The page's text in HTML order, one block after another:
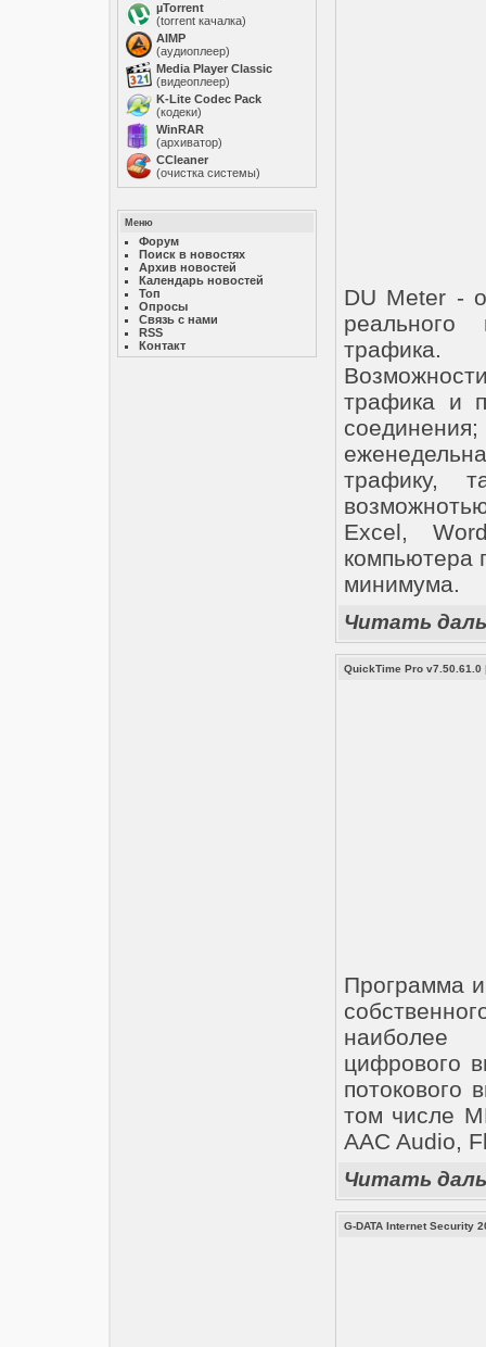
µTorrent
(torrent качалка)
AIMP
(аудиоплеер)
Media Player Classic
(видеоплеер)
K-Lite Codec Pack
(кодеки)
WinRAR
(архиватор)
ССleaner
(очистка системы)
Меню
Форум
Поиск в новостях
Архив новостей
Календарь новостей
Топ
Опросы
Связь с нами
RSS
Контакт
DU Meter -
реального
трафика.
трафика и
трафику,
Excel,
компьютера
минимума.
Читать
QuickTime Pro v7.50.61.0
Программа
наиболее
цифрового
потокового
том числе
AAC Audio,
Читать
G-DATA Internet Security